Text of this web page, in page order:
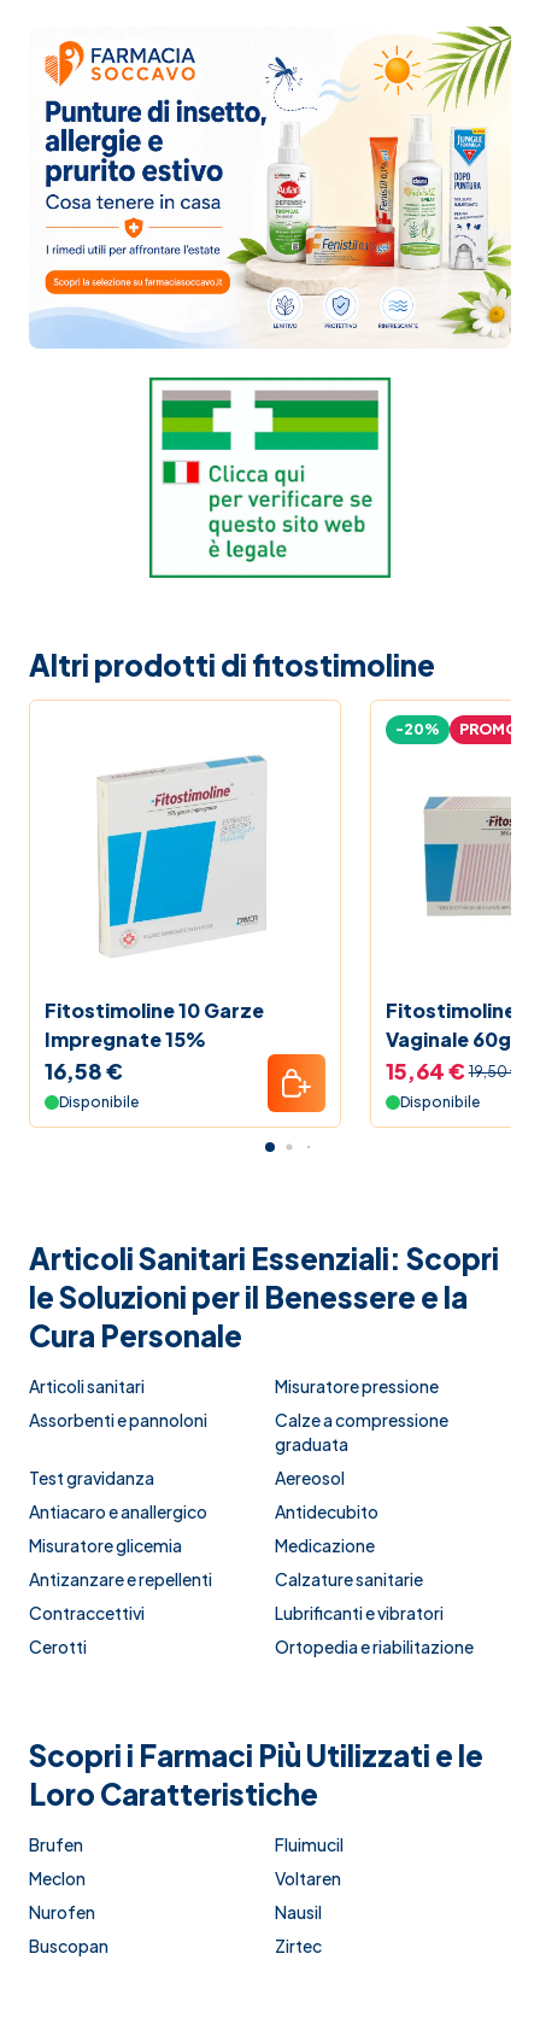
Altri prodotti di fitostimoline
Fitostimoline 10 Garze
Impregnate 15%
16,58 €
Disponibile
Fitostimoline
Vaginale 60g
-20% PROMO
15,64 € 19,50 €
Disponibile
Articoli Sanitari Essenziali: Scopri
le Soluzioni per il Benessere e la
Cura Personale
Articoli sanitari
Misuratore pressione
Assorbenti e pannoloni
Calze a compressione
graduata
Test gravidanza
Aereosol
Antiacaro e anallergico
Antidecubito
Misuratore glicemia
Medicazione
Antizanzare e repellenti
Calzature sanitarie
Contraccettivi
Lubrificanti e vibratori
Cerotti
Ortopedia e riabilitazione
Scopri i Farmaci Più Utilizzati e le
Loro Caratteristiche
Brufen
Fluimucil
Meclon
Voltaren
Nurofen
Nausil
Buscopan
Zirtec